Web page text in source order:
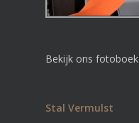
Bekijk ons fotoboek
Stal Vermulst